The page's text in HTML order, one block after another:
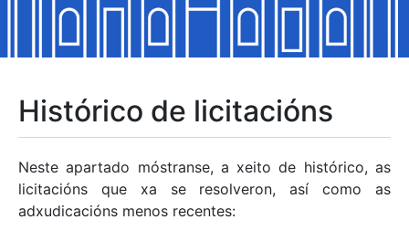
Mostrar/Ocultar
Mostrar/Ocultar
Histórico de licitacións
Neste apartado móstranse, a xeito de histórico, as
licitacións que xa se resolveron, así como as
adxudicacións menos recentes: